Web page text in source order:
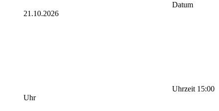
Datum
21.10.2026
Uhrzeit 15:00
Uhr